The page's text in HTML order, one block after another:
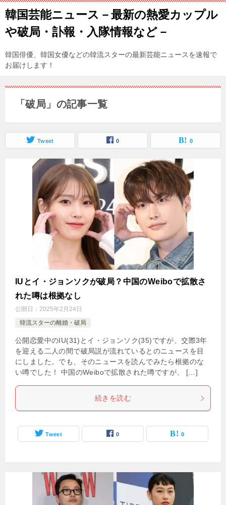
韓国芸能ニュース－最新の熱愛カップル
や破局・訃報・入隊情報など－
韓国俳優、韓国女優などの韓流スターの最新芸能ニュースを速報で
お届けします！
「破局」の記事一覧
Tweet 0 0
IUとイ・ジョンソクが破局？中国のWeiboで拡散さ
れた噂は根拠なし
公開日： 2025年2月24日
韓流スターの離婚・破局
公開恋愛中のIU(31)とイ・ジョンソク(35)ですが、交際3年
を迎える二人の間で破局説が流れているとのニュースを目
にしました。でも、そのニュースを読んでみたら根拠のな
い噂でした！ 中国のWeiboで拡散された噂ですが、 […]
続きを読む
Tweet 0 0